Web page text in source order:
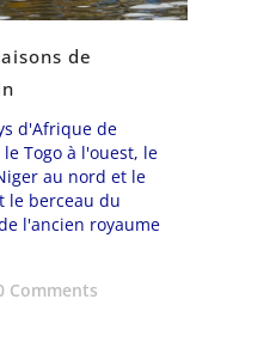
de
d'Afrique de
Togo à l'ouest, le
au nord et le
le berceau du
l'ancien royaume
Comments